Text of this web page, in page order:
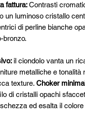
fattura:Contrasti
un luminoso cristallo
di perline bianche
bronzo.
il ciondolo vanta un
metalliche e tonalità
texture. Choker
di cristalli opachi
ed esalta il